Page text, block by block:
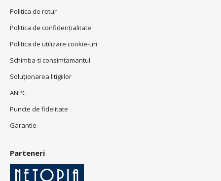
Politica de retur
Politica de confidenţialitate
Politica de utilizare cookie-uri
Schimba-ti consimtamantul
Soluționarea litigiilor
ANPC
Puncte de fidelitate
Garantie
Parteneri